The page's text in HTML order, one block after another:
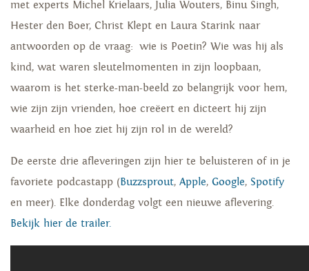
met experts Michel Krielaars, Julia Wouters, Binu Singh,
Hester den Boer, Christ Klept en Laura Starink naar
antwoorden op de vraag: wie is Poetin? Wie was hij als
kind, wat waren sleutelmomenten in zijn loopbaan,
waarom is het sterke-man-beeld zo belangrijk voor hem,
wie zijn zijn vrienden, hoe creëert en dicteert hij zijn
waarheid en hoe ziet hij zijn rol in de wereld?
De eerste drie afleveringen zijn hier te beluisteren of in je
favoriete podcastapp (Buzzsprout, Apple, Google, Spotify
en meer). Elke donderdag volgt een nieuwe aflevering.
Bekijk hier de trailer.